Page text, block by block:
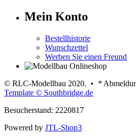
Mein Konto
Bestellhistorie
Wunschzettel
Werben Sie einen Freund
© RLC-Modellbau 2020. • *
Template © Southbridge.de
Besucherstand: 2220817
Powered by JTL-Shop3